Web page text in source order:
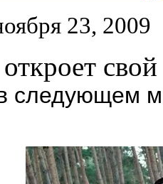
23, 2009
следующем